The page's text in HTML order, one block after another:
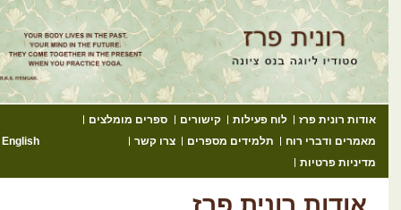
עם רונית
ליוגה בנס ציונה – שיעורי יוגה למתחילים מתקדמים ולנשים בהריון
אודות רונית פרז לוח פעילות קישורים
ספרים מומלצים
מאמרים ודברי רוח
תלמידים מספרים צרו קשר
English
מדיניות פרטיות